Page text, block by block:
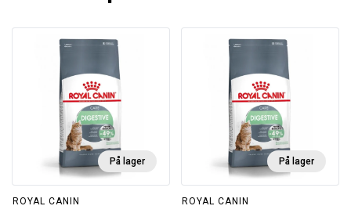
På lager
ROYAL CANIN
På lager
ROYAL CANIN